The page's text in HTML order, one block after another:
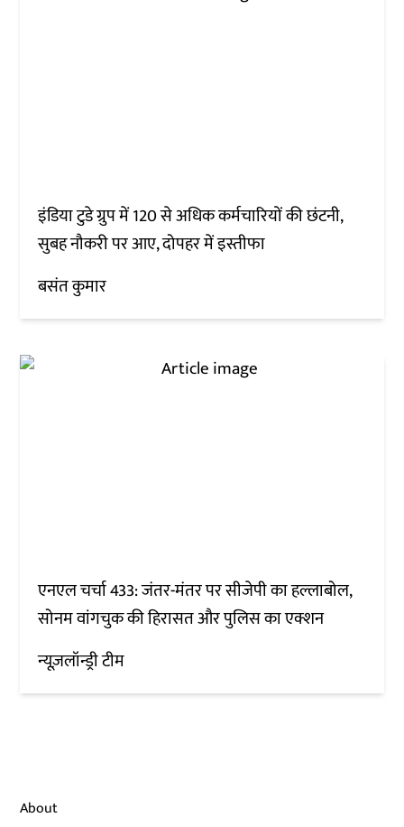
इंडिया टुडे ग्रुप में 120 से अधिक कर्मचारियों की छंटनी,
सुबह नौकरी पर आए, दोपहर में इस्तीफा
बसंत कुमार
एनएल चर्चा 433: जंतर-मंतर पर सीजेपी का हल्लाबोल,
सोनम वांगचुक की हिरासत और पुलिस का एक्शन
न्यूज़लॉन्ड्री टीम
About